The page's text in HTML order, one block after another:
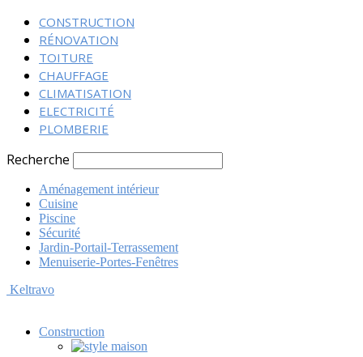
CONSTRUCTION
RÉNOVATION
TOITURE
CHAUFFAGE
CLIMATISATION
ELECTRICITÉ
PLOMBERIE
Recherche
Aménagement intérieur
Cuisine
Piscine
Sécurité
Jardin-Portail-Terrassement
Menuiserie-Portes-Fenêtres
Keltravo
Construction